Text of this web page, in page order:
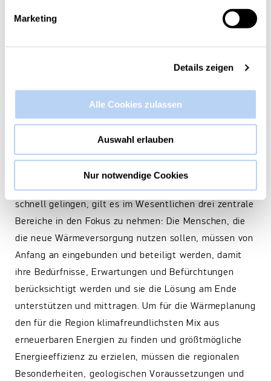
Marketing
Details zeigen
Alle Cookies zulassen
Auswahl erlauben
Nur notwendige Cookies
Bild 1 - Bestandsanalyse: Wärmekataster
Damit die Planung und Umsetzung reibungslos und
schnell gelingen, gilt es im Wesentlichen drei zentrale
Bereiche in den Fokus zu nehmen: Die Menschen, die
die neue Wärmeversorgung nutzen sollen, müssen von
Anfang an eingebunden und beteiligt werden, damit
ihre Bedürfnisse, Erwartungen und Befürchtungen
berücksichtigt werden und sie die Lösung am Ende
unterstützen und mittragen. Um für die Wärmeplanung
den für die Region klimafreundlichsten Mix aus
erneuerbaren Energien zu finden und größtmögliche
Energieeffizienz zu erzielen, müssen die regionalen
Besonderheiten, geologischen Voraussetzungen und